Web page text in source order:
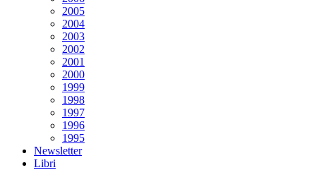
2005
2004
2003
2002
2001
2000
1999
1998
1997
1996
1995
Newsletter
Libri